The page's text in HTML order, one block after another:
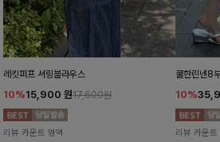
레킷퍼프 셔링블라우스
10%15,900 원17,600원
리뷰 카운트 영역
쿨한린넨8
10%
리뷰 카운트